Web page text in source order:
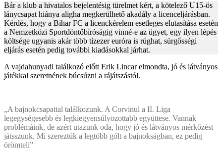
Bár a klub a hivatalos bejelentésig türelmet kért, a kötelező U15-ös
lánycsapat hiánya aligha megkerülhető akadály a licenceljárásban.
Kérdés, hogy a Bihar FC a licenckérelem esetleges elutasítása esetén
a Nemzetközi Sportdöntőbíróságig vinné-e az ügyet, egy ilyen lépés
költsége ugyanis akár több tízezer euróra is rúghat, sürgősségi
eljárás esetén pedig további kiadásokkal járhat.
A vajdahunyadi találkozó előtt Erik Lincar elmondta, jó és látványos
játékkal szeretnének búcsúzni a rájátszástól.
„A bajnokcsapattal találkozunk. A Corvinul a II. Liga
legegységesebb és legkiegyensúlyozottabb együttese. Vannak
problémáink, de azért utazunk oda, hogy jó és látványos mérkőzést
játsszunk. Mi szereztük a legtöbb gólt a bajnokságban, ez pedig
örömteli”